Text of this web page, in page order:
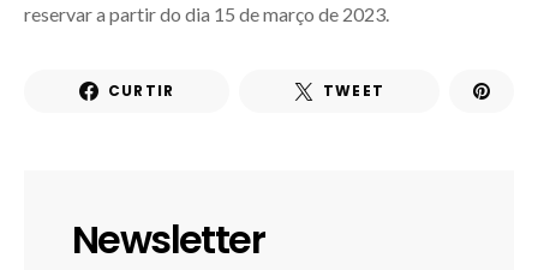
reservar a partir do dia 15 de março de 2023.
CURTIR TWEET
Newsletter